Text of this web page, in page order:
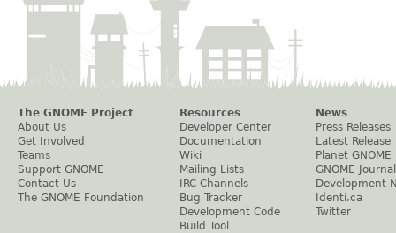
The GNOME Project
About Us
Get Involved
Teams
Support GNOME
Contact Us
The GNOME Foundation
Resources
Developer Center
Documentation
Wiki
Mailing Lists
IRC Channels
Bug Tracker
Development Code
Build Tool
News
Press Releases
Latest Release
Planet GNOME
GNOME Journal
Development
Identi.ca
Twitter